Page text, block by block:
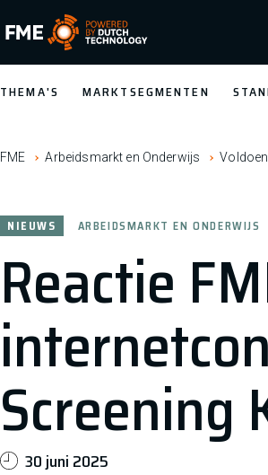
FME Logo, to the homepage
THEMA'S MARKTSEGMENTEN
FME Arbeidsmarkt en Onderwijs
Reactie
Screening
NIEUWS ARBEIDSMARKT EN ONDERWIJS
30 juni 2025